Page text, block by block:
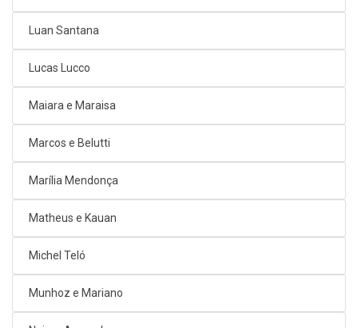
Luan Santana
Lucas Lucco
Maiara e Maraisa
Marcos e Belutti
Marília Mendonça
Matheus e Kauan
Michel Teló
Munhoz e Mariano